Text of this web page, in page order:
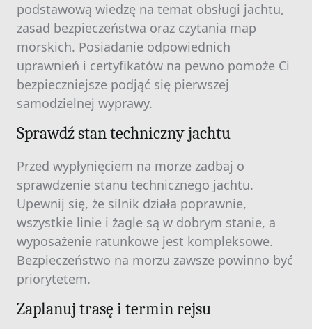
podstawową wiedzę na temat obsługi jachtu,
zasad bezpieczeństwa oraz czytania map
morskich. Posiadanie odpowiednich
uprawnień i certyfikatów na pewno pomoże Ci
bezpieczniejsze podjąć się pierwszej
samodzielnej wyprawy.
Sprawdź stan techniczny jachtu
Przed wypłynięciem na morze zadbaj o
sprawdzenie stanu technicznego jachtu.
Upewnij się, że silnik działa poprawnie,
wszystkie linie i żagle są w dobrym stanie, a
wyposażenie ratunkowe jest kompleksowe.
Bezpieczeństwo na morzu zawsze powinno być
priorytetem.
Zaplanuj trasę i termin rejsu